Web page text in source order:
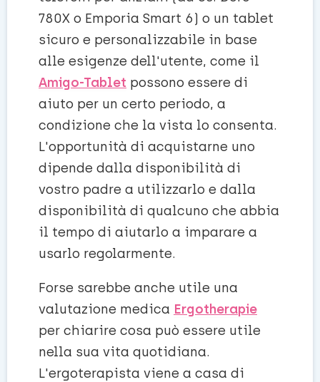
780X o Emporia Smart 6) o un tablet
sicuro e personalizzabile in base
alle esigenze dell'utente, come il
Amigo-Tablet possono essere di
aiuto per un certo periodo, a
condizione che la vista lo consenta.
L'opportunità di acquistarne uno
dipende dalla disponibilità di
vostro padre a utilizzarlo e dalla
disponibilità di qualcuno che abbia
il tempo di aiutarlo a imparare a
usarlo regolarmente.
Forse sarebbe anche utile una
valutazione medica Ergotherapie
per chiarire cosa può essere utile
nella sua vita quotidiana.
L'ergoterapista viene a casa di